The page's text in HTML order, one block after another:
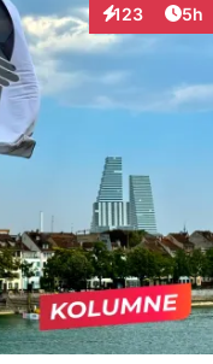
123
Interaktionen
5h